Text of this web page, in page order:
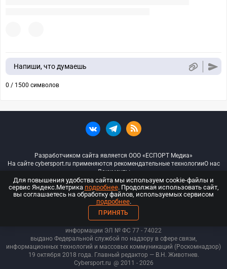
Напиши, что думаешь
0 / 1500 символов
Разработчиком сайта является ООО «ЕСПОРТ Медиа»
На сайте cybersport.ru применяются рекомендательные технологииО нас
Документы
© ООО «Киберспорт.ру» — Все права защищены
18+
ООО «Киберспорт.ру». Свидетельство о регистрации средств массовой
информации ЭЛ № ФС 77 - 74022
выдано Федеральной службой по надзору в сфере связи,
информационных технологий и массовых коммуникаций (Роскомнадзор)
19 октября 2018 года. Главный редактор — В.Н. Животнев.
Cybersport.ru @ 2011 - 2026
Для повышения удобства сайта мы используем cookie-файлы и
сервис Яндекс.Метрика подробнее. Продолжая использовать сайт,
вы соглашаетесь на обработку файлов, используемых сервисом
подробнее.
ПРИНЯТЬ